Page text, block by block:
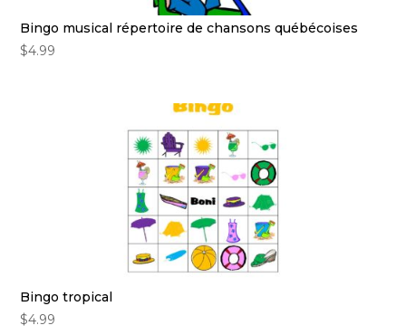
Bingo musical répertoire de chansons québécoises
$4.99
Bingo tropical
$4.99